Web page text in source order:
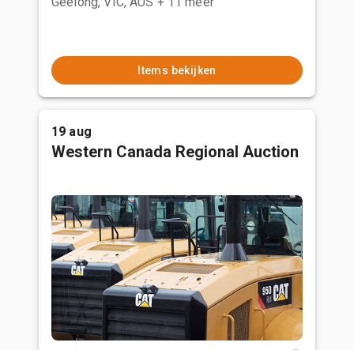
Items bekijken
19 aug
Western Canada Regional Auction